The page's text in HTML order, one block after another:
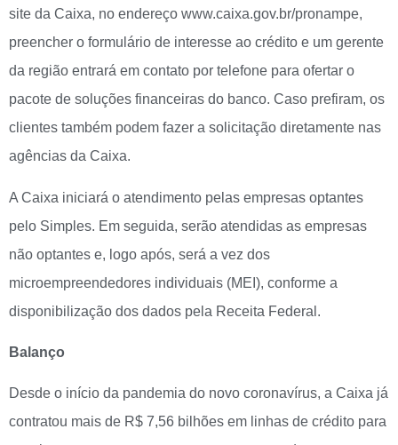
site da Caixa, no endereço www.caixa.gov.br/pronampe,
preencher o formulário de interesse ao crédito e um gerente
da região entrará em contato por telefone para ofertar o
pacote de soluções financeiras do banco. Caso prefiram, os
clientes também podem fazer a solicitação diretamente nas
agências da Caixa.
A Caixa iniciará o atendimento pelas empresas optantes
pelo Simples. Em seguida, serão atendidas as empresas
não optantes e, logo após, será a vez dos
microempreendedores individuais (MEI), conforme a
disponibilização dos dados pela Receita Federal.
Balanço
Desde o início da pandemia do novo coronavírus, a Caixa já
contratou mais de R$ 7,56 bilhões em linhas de crédito para